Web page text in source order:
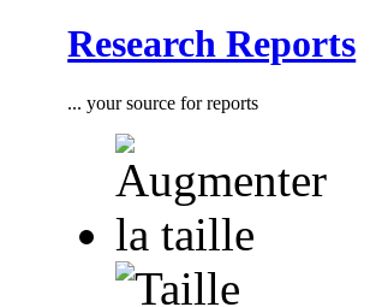
Research Reports
... your source for reports